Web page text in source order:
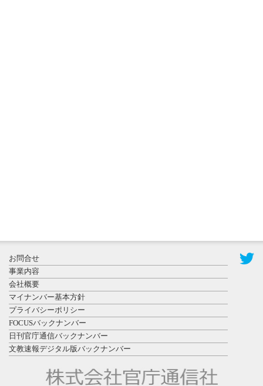
登録有形文
化財となっ
た東北大植
物園八...
お問合せ
事業内容
会社概要
マイナンバー基本方針
プライバシーポリシー
FOCUSバックナンバー
日刊官庁通信バックナンバー
文教速報デジタル版バックナンバー